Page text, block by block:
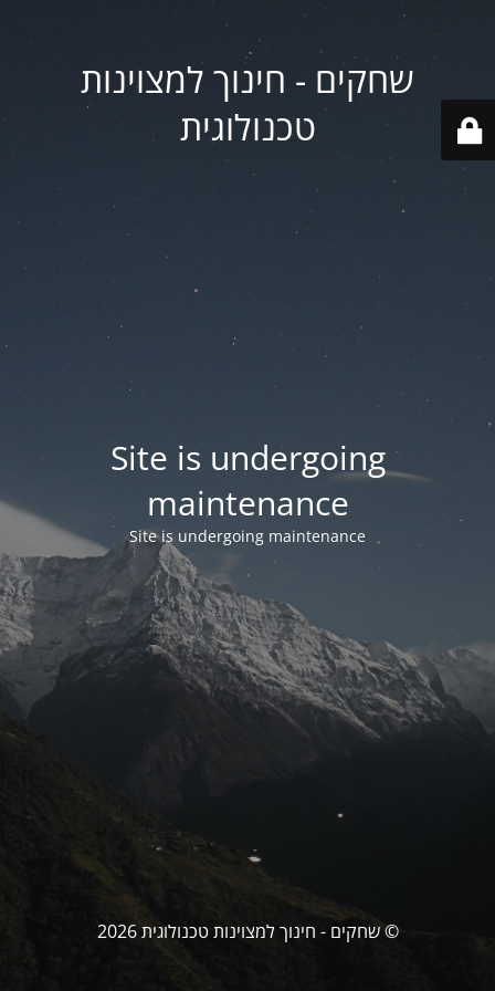
שחקים - חינוך למצוינות
טכנולוגית
Site is undergoing
maintenance
Site is undergoing maintenance
© שחקים - חינוך למצוינות טכנולוגית 2026